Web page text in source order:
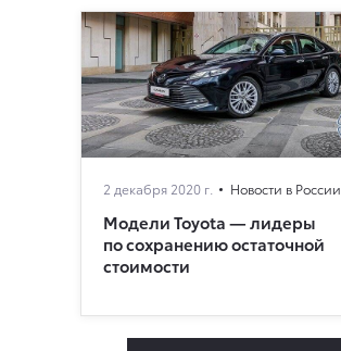
2 декабря 2020 г. Новости в России
Модели Toyota — лидеры
по сохранению остаточной
стоимости